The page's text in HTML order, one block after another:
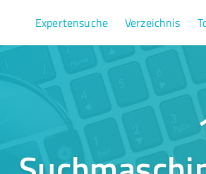
Expertensuche Verzeichnis